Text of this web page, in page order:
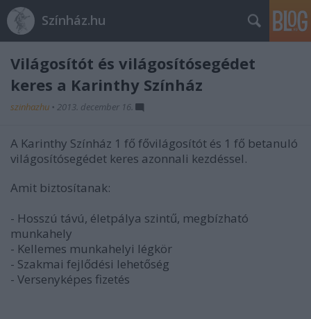
Színház.hu
Világosítót és világosítósegédet
keres a Karinthy Színház
szinhazhu • 2013. december 16.
A Karinthy Színház 1 fő fővilágosítót és 1 fő betanuló
világosítósegédet keres azonnali kezdéssel.
Amit biztosítanak:
- Hosszú távú, életpálya szintű, megbízható
munkahely
- Kellemes munkahelyi légkör
- Szakmai fejlődési lehetőség
- Versenyképes fizetés